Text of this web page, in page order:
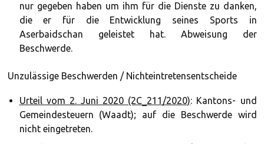
nur gegeben haben um ihm für die Dienste zu danken,
die er für die Entwicklung seines Sports in
Aserbaidschan geleistet hat. Abweisung der
Beschwerde.
Unzulässige Beschwerden / Nichteintretensentscheide
Urteil vom 2. Juni 2020 (2C_211/2020): Kantons- und
Gemeindesteuern (Waadt); auf die Beschwerde wird
nicht eingetreten.